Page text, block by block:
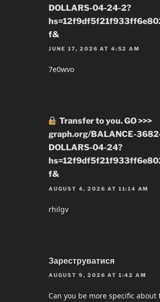
DOLLARS-04-24-2?
f&
JUNE 17, 2026 AT 4:52 AM
7e0wvo
Transfer to you. GO >>>
graph.org/BALANCE-
DOLLARS-04-24?
f&
AUGUST 4, 2026 AT 11:14 AM
rhilgv
Зареструватися
AUGUST 9, 2026 AT 1:42 AM
Can you be more specific